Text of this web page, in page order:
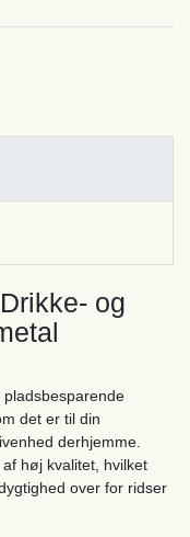
og
det er til din
derhjemme.
høj kvalitet, hvilket
over for ridser